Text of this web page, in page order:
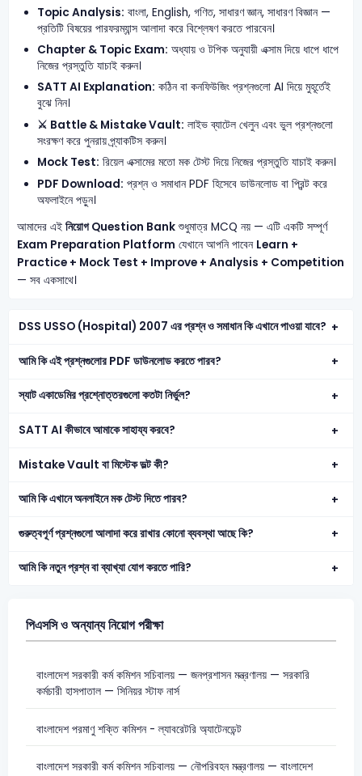
Topic Analysis: বাংলা, English, গণিত, সাধারণ জ্ঞান, সাধারণ বিজ্ঞান —
প্রতিটি বিষয়ের পারফরম্যান্স আলাদা করে বিশ্লেষণ করতে পারবেন।
Chapter & Topic Exam: অধ্যায় ও টপিক অনুযায়ী এক্সাম দিয়ে ধাপে ধাপে
নিজের প্রস্তুতি যাচাই করুন।
SATT AI Explanation: কঠিন বা কনফিউজিং প্রশ্নগুলো AI দিয়ে মুহূর্তেই
বুঝে নিন।
⚔️ Battle & Mistake Vault: লাইভ ব্যাটেল খেলুন এবং ভুল প্রশ্নগুলো
সংরক্ষণ করে পুনরায় প্র্যাকটিস করুন।
Mock Test: রিয়েল এক্সামের মতো মক টেস্ট দিয়ে নিজের প্রস্তুতি যাচাই করুন।
PDF Download: প্রশ্ন ও সমাধান PDF হিসেবে ডাউনলোড বা প্রিন্ট করে
অফলাইনে পড়ুন।
আমাদের এই নিয়োগ Question Bankশুধুমাত্র MCQ নয় — এটি একটি সম্পূর্ণ
Exam Preparation Platform যেখানে আপনি পাবেন Learn +
Practice + Mock Test + Improve + Analysis + Competition
— সব একসাথে।
DSS USSO (Hospital) 2007 এর প্রশ্ন ও সমাধান কি এখানে পাওয়া যাবে?
আমি কি এই প্রশ্নগুলোর PDF ডাউনলোড করতে পারব?
স্যাট একাডেমির প্রশ্নোত্তরগুলো কতটা নির্ভুল?
SATT AI কীভাবে আমাকে সাহায্য করবে?
Mistake Vault বা মিস্টেক ভল্ট কী?
আমি কি এখানে অনলাইনে মক টেস্ট দিতে পারব?
গুরুত্বপূর্ণ প্রশ্নগুলো আলাদা করে রাখার কোনো ব্যবস্থা আছে কি?
আমি কি নতুন প্রশ্ন বা ব্যাখ্যা যোগ করতে পারি?
পিএসসি ও অন্যান্য নিয়োগ পরীক্ষা
বাংলাদেশ সরকারী কর্ম কমিশন সচিবালয় — জনপ্রশাসন মন্ত্রণালয় — সরকারি
কর্মচারী হাসপাতাল — সিনিয়র স্টাফ নার্স
বাংলাদেশ পরমাণু শক্তি কমিশন - ল্যাবরেটরি অ্যাটেনডেন্ট
বাংলাদেশ সরকারী কর্ম কমিশন সচিবালয় — নৌপরিবহন মন্ত্রণালয় — বাংলাদেশ